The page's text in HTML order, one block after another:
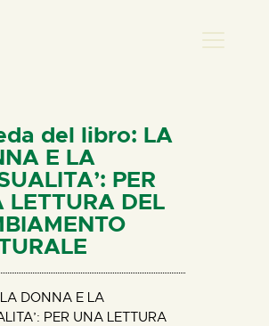
HOME
CHI SIAMO
NEWS
PERCORSI
BIBLIOTECA
CONTATTI
del libro: LA
E LA
PER
LETTURA DEL
LA DONNA E LA
PER UNA LETTURA